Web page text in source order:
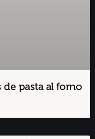
de pasta al forno